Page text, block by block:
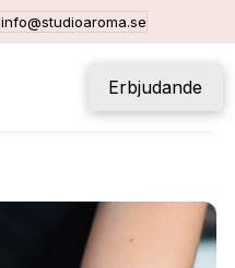
info@studioaroma.se
Erbjudande